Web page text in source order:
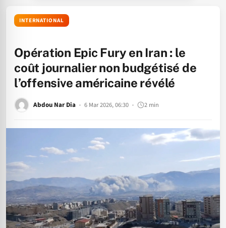
INTERNATIONAL
Opération Epic Fury en Iran : le
coût journalier non budgétisé de
l’offensive américaine révélé
Abdou Nar Dia 6 Mar 2026, 06:30 2 min